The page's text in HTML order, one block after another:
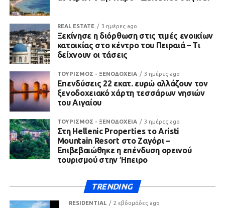
REAL ESTATE 3 ημέρες ago
Ξεκίνησε η διόρθωση στις τιμές ενοικίων
κατοικίας στο κέντρο του Πειραιά – Τι
δείχνουν οι τάσεις
ΤΟΥΡΙΣΜΟΣ - ΞΕΝΟΔΟΧΕΙΑ 3 ημέρες ago
Επενδύσεις 22 εκατ. ευρώ αλλάζουν τον
ξενοδοχειακό χάρτη τεσσάρων νησιών
του Αιγαίου
ΤΟΥΡΙΣΜΟΣ - ΞΕΝΟΔΟΧΕΙΑ 3 ημέρες ago
Στη Hellenic Properties το Aristi
Mountain Resort στο Ζαγόρι –
Επιβεβαιώθηκε η επένδυση ορεινού
τουρισμού στην Ήπειρο
TRENDING
RESIDENTIAL 2 εβδομάδες ago